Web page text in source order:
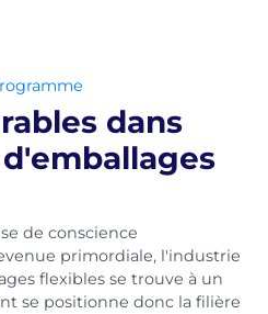
dans
de conscience
primordiale, l'industrie
flexibles se trouve à un
se positionne donc la filière